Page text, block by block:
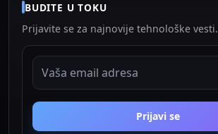
BUDITE U TOKU
Prijavite se za najnovije tehnološke vesti.
EMAIL ADRESA
Prijavi se